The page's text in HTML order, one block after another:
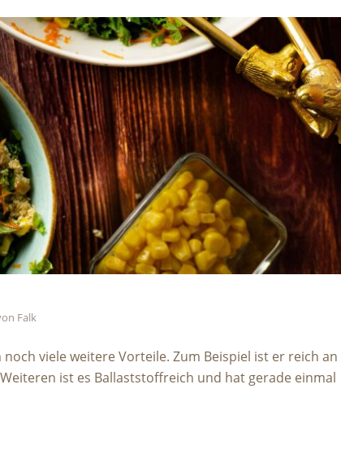
Falk
viele weitere Vorteile. Zum Beispiel ist er reich an
ist es Ballaststoffreich und hat gerade einmal